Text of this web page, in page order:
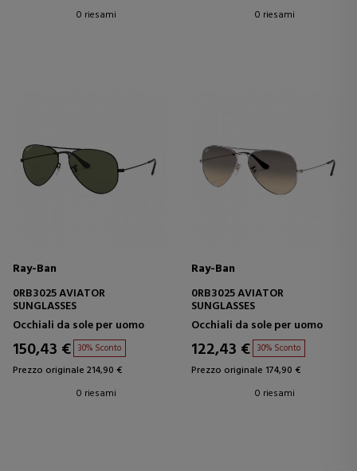
0 riesami
0 riesami
Ray-Ban
0RB3025 AVIATOR
SUNGLASSES
Occhiali da sole per uomo
150,43 € 30% Sconto
Prezzo originale 214,90 €
0 riesami
Ray-Ban
0RB3025 AVIATOR
SUNGLASSES
Occhiali da sole per uomo
122,43 € 30% Sconto
Prezzo originale 174,90 €
0 riesami